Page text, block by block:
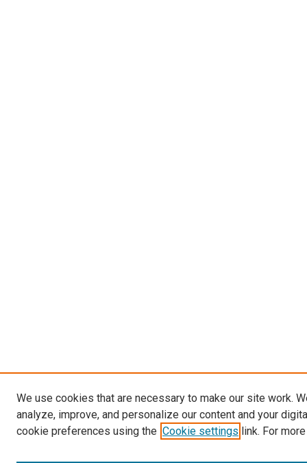
We use cookies that are necessary to make our site work.
analyze, improve, and personalize our content and your
cookie preferences using the Cookie settings link. For